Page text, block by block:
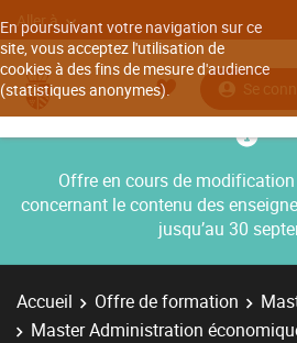
En poursuivant votre navigation sur ce
site, vous acceptez l'utilisation de
cookies à des fins de mesure d'audience
(statistiques anonymes).
Aller à
Se
Offre en cours de
concernant le contenu des
jusqu’au 30
Accueil Offre de formation
Master Administration